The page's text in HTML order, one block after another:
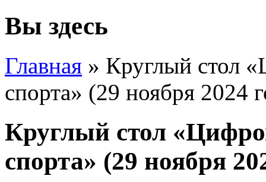
Вы здесь
Главная » Круглый стол
спорта» (29 ноября 2024
Круглый стол
спорта» (29 ноября